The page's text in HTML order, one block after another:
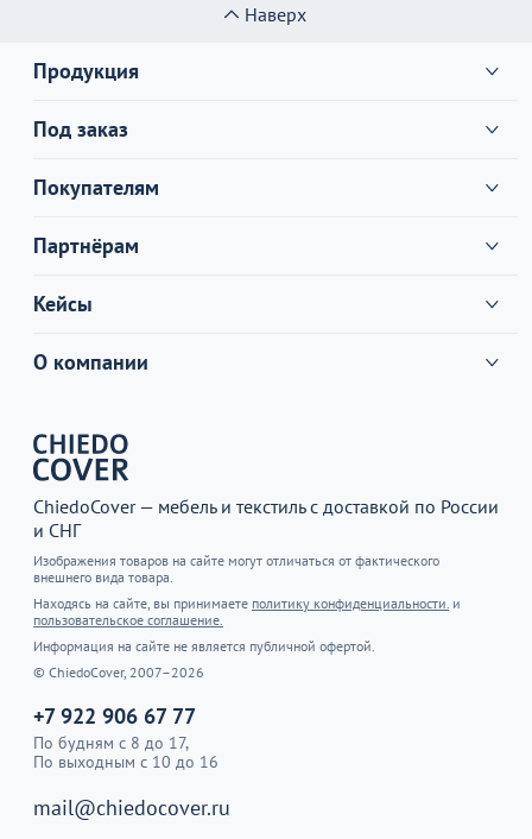
Наверх
Продукция
Под заказ
Покупателям
Партнёрам
Кейсы
О компании
ChiedoCover — мебель и текстиль с доставкой по России
и СНГ
Изображения товаров на сайте могут отличаться от фактического
внешнего вида товара.
Находясь на сайте, вы принимаете политику конфиденциальности. и
пользовательское соглашение.
Информация на сайте не является публичной офертой.
© ChiedoCover, 2007–2026
+7 922 906 67 77
По будням с 8 до 17,
По выходным с 10 до 16
mail@chiedocover.ru